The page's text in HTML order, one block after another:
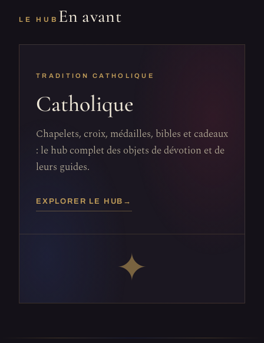
LE HUB En avant
TRADITION CATHOLIQUE
Catholique
Chapelets, croix, médailles, bibles et cadeaux
: le hub complet des objets de dévotion et de
leurs guides.
EXPLORER LE HUB →
✦